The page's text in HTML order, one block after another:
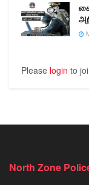
Please login to
North Zone